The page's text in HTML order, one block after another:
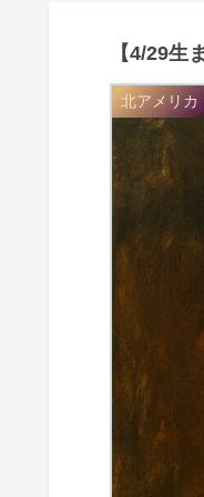
【4/29生
北アメリカ